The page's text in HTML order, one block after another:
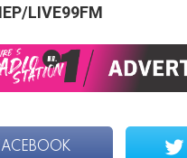
LIVE99FM